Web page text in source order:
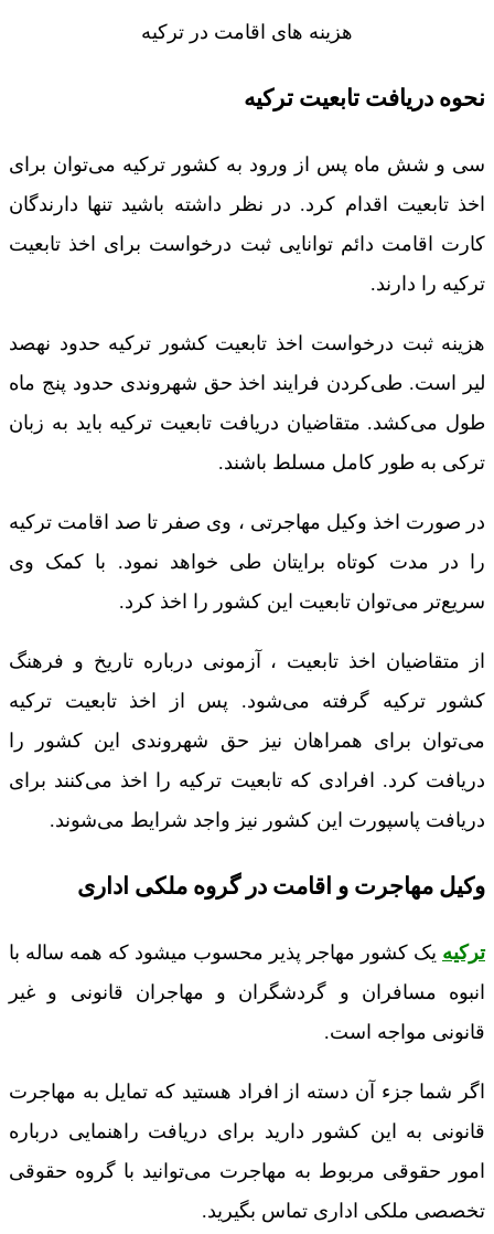
هزینه های اقامت در ترکیه
نحوه دریافت تابعیت ترکیه
سی و شش ماه پس از ورود به کشور ترکیه می‌توان برای
اخذ تابعیت اقدام کرد. در نظر داشته باشید تنها دارندگان
کارت اقامت دائم توانایی ثبت درخواست برای اخذ تابعیت
ترکیه را دارند.
هزینه ثبت درخواست اخذ تابعیت کشور ترکیه حدود نهصد
لیر است. طی‌کردن فرایند اخذ حق شهروندی حدود پنج ماه
طول می‌کشد. متقاضیان دریافت تابعیت ترکیه باید به زبان
ترکی به طور کامل مسلط باشند.
در صورت اخذ وکیل مهاجرتی ، وی صفر تا صد اقامت ترکیه
را در مدت کوتاه برایتان طی خواهد نمود. با کمک وی
سریع‌تر می‌توان تابعیت این کشور را اخذ کرد.
از متقاضیان اخذ تابعیت ، آزمونی درباره تاریخ و فرهنگ
کشور ترکیه گرفته می‌شود. پس از اخذ تابعیت ترکیه
می‌توان برای همراهان نیز حق شهروندی این کشور را
دریافت کرد. افرادی که تابعیت ترکیه را اخذ می‌کنند برای
دریافت پاسپورت این کشور نیز واجد شرایط می‌شوند.
وکیل مهاجرت و اقامت در گروه ملکی اداری
ترکیه یک کشور مهاجر پذیر محسوب میشود که همه ساله با
انبوه مسافران و گردشگران و مهاجران قانونی و غیر
قانونی مواجه است.
اگر شما جزء آن دسته از افراد هستید که تمایل به مهاجرت
قانونی به این کشور دارید برای دریافت راهنمایی درباره
امور حقوقی مربوط به مهاجرت می‌توانید با گروه حقوقی
تخصصی ملکی اداری تماس بگیرید.